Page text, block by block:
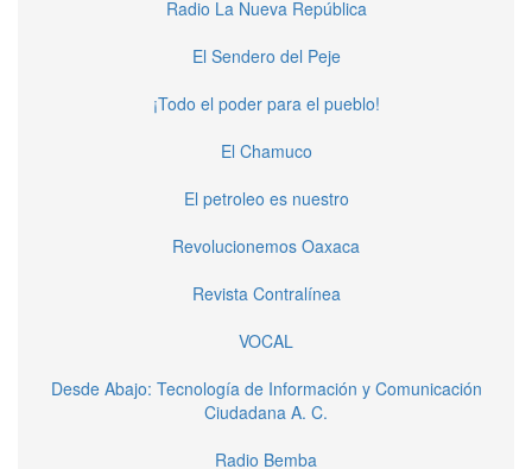
Radio La Nueva República
El Sendero del Peje
¡Todo el poder para el pueblo!
El Chamuco
El petroleo es nuestro
Revolucionemos Oaxaca
Revista Contralínea
VOCAL
Desde Abajo: Tecnología de Información y Comunicación
Ciudadana A. C.
Radio Bemba